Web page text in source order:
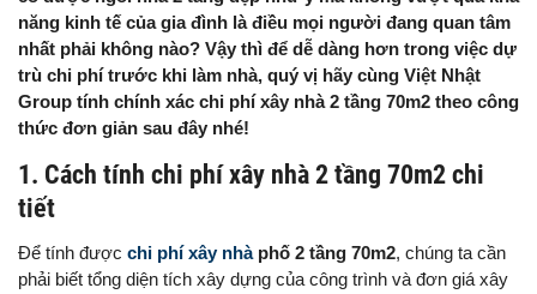
năng kinh tế của gia đình là điều mọi người đang quan tâm
nhất phải không nào? Vậy thì để dễ dàng hơn trong việc dự
trù chi phí trước khi làm nhà, quý vị hãy cùng Việt Nhật
Group tính chính xác chi phí xây nhà 2 tầng 70m2 theo công
thức đơn giản sau đây nhé!
1. Cách tính chi phí xây nhà 2 tầng 70m2 chi
tiết
Để tính được chi phí xây nhàphố 2 tầng 70m2, chúng ta cần
phải biết tổng diện tích xây dựng của công trình và đơn giá xây